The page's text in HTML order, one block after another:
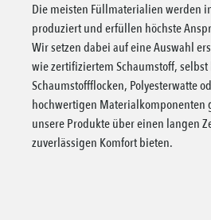
Die meisten Füllmaterialien werden
produziert und erfüllen höchste
Wir setzen dabei auf eine Auswahl
wie zertifiziertem Schaumstoff,
Schaumstoffflocken, Polyesterwatte
hochwertigen Materialkomponenten
unsere Produkte über einen langen
zuverlässigen Komfort bieten.